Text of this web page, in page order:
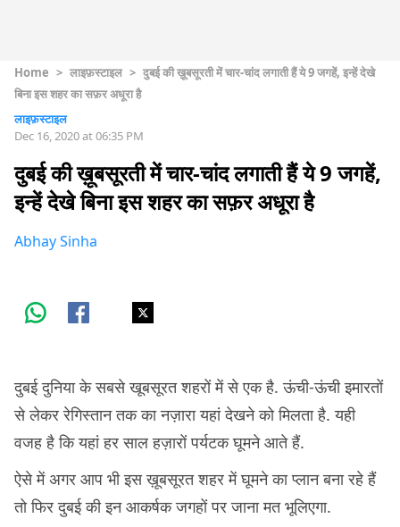
Home > लाइफ़स्टाइल > दुबई की ख़ूबसूरती में चार-चांद लगाती हैं ये 9 जगहें, इन्हें देखे
बिना इस शहर का सफ़र अधूरा है
लाइफ़स्टाइल
Dec 16, 2020 at 06:35 PM
दुबई की ख़ूबसूरती में चार-चांद लगाती हैं ये 9 जगहें,
इन्हें देखे बिना इस शहर का सफ़र अधूरा है
Abhay Sinha
दुबई दुनिया के सबसे खूबसूरत शहरों में से एक है. ऊंची-ऊंची इमारतों
से लेकर रेगिस्तान तक का नज़ारा यहां देखने को मिलता है. यही
वजह है कि यहां हर साल हज़ारों पर्यटक घूमने आते हैं.
ऐसे में अगर आप भी इस ख़ूबसूरत शहर में घूमने का प्लान बना रहे हैं
तो फिर दुबई की इन आकर्षक जगहों पर जाना मत भूलिएगा.